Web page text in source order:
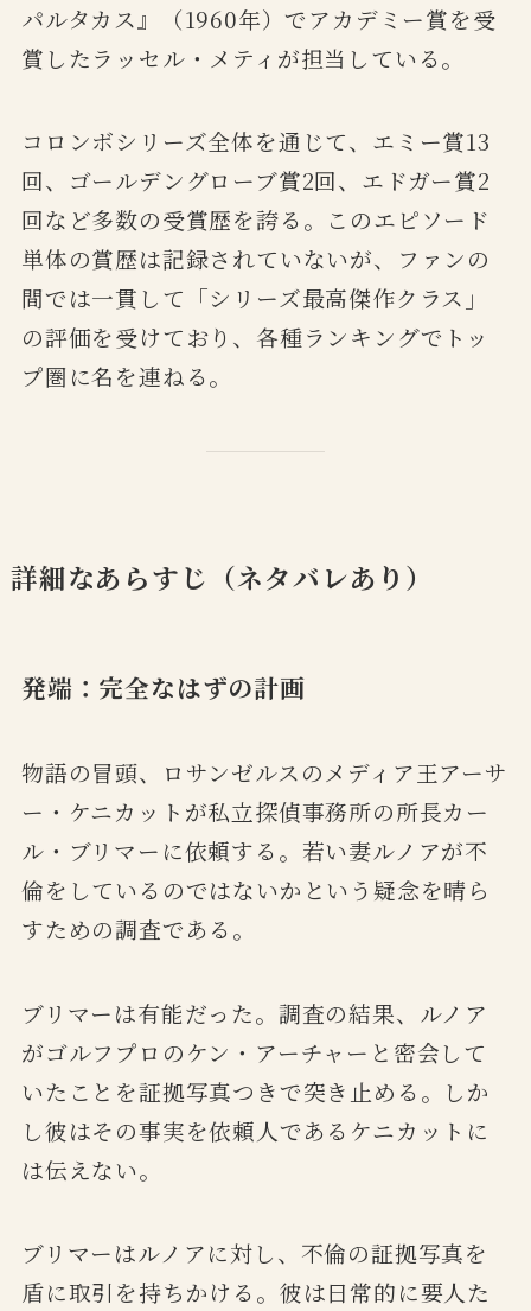
パルタカス』（1960年）でアカデミー賞を受
賞したラッセル・メティが担当している。
コロンボシリーズ全体を通じて、エミー賞13
回、ゴールデングローブ賞2回、エドガー賞2
回など多数の受賞歴を誇る。このエピソード
単体の賞歴は記録されていないが、ファンの
間では一貫して「シリーズ最高傑作クラス」
の評価を受けており、各種ランキングでトッ
プ圏に名を連ねる。
詳細なあらすじ（ネタバレあり）
発端：完全なはずの計画
物語の冒頭、ロサンゼルスのメディア王アーサ
ー・ケニカットが私立探偵事務所の所長カー
ル・ブリマーに依頼する。若い妻ルノアが不
倫をしているのではないかという疑念を晴ら
すための調査である。
ブリマーは有能だった。調査の結果、ルノア
がゴルフプロのケン・アーチャーと密会して
いたことを証拠写真つきで突き止める。しか
し彼はその事実を依頼人であるケニカットに
は伝えない。
ブリマーはルノアに対し、不倫の証拠写真を
盾に取引を持ちかける。彼は日常的に要人た